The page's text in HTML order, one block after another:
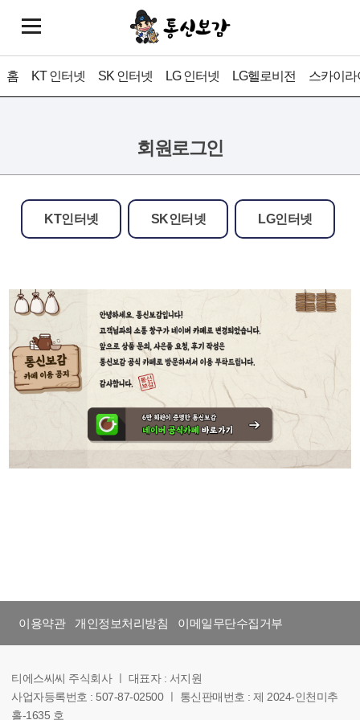
홈 KT 인터넷 SK 인터넷 LG 인터넷 LG헬로비전 스카이라
회원로그인
KT인터넷 SK인터넷 LG인터넷
이용약관 개인정보처리방침 이메일무단수집거부
티에스씨씨 주식회사 ㅣ 대표자 : 서지원
사업자등록번호 : 507-87-02500 ㅣ 통신판매번호 : 제 2024-인천미추
홀-1635 호